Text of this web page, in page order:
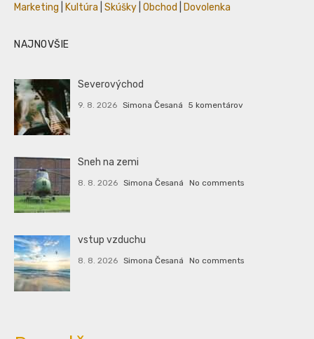
Marketing
Kultúra Skúšky Obchod Dovolenka
NAJNOVŠIE
Severovýchod
9. 8. 2026 Simona Česaná 5 komentárov
Sneh na zemi
8. 8. 2026 Simona Česaná No comments
vstup vzduchu
8. 8. 2026 Simona Česaná No comments